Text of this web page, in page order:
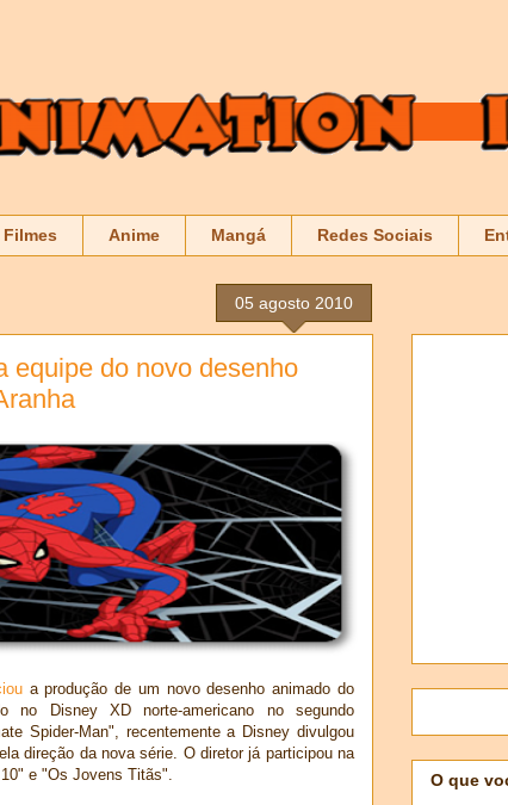
Filmes Anime Mangá Redes Sociais
05 agosto 2010
equipe do novo desenho
a produção de um novo desenho animado do
no Disney XD norte-americano no segundo
Spider-Man", recentemente a Disney divulgou
direção da nova série. O diretor já participou na
e "Os Jovens Titãs".
O que